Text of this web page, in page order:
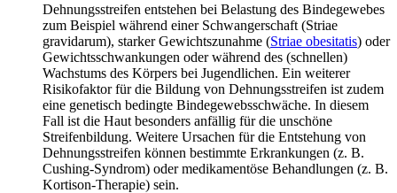
Dehnungsstreifen entstehen bei Belastung des Bindegewebes
zum Beispiel während einer Schwangerschaft (Striae
gravidarum), starker Gewichtszunahme (Striae obesitatis) oder
Gewichtsschwankungen oder während des (schnellen)
Wachstums des Körpers bei Jugendlichen. Ein weiterer
Risikofaktor für die Bildung von Dehnungsstreifen ist zudem
eine genetisch bedingte Bindegewebsschwäche. In diesem
Fall ist die Haut besonders anfällig für die unschöne
Streifenbildung. Weitere Ursachen für die Entstehung von
Dehnungsstreifen können bestimmte Erkrankungen (z. B.
Cushing-Syndrom) oder medikamentöse Behandlungen (z. B.
Kortison-Therapie) sein.